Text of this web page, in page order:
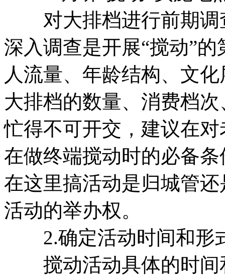
对大排档进行前期调
深入调查是开展“搅动”
人流量、年龄结构、文
大排档的数量、消费档
忙得不可开交，建议在
在做终端搅动时的必备
在这里搞活动是归城管
活动的举办权。
2.确定活动时间和形
搅动活动具体的时间